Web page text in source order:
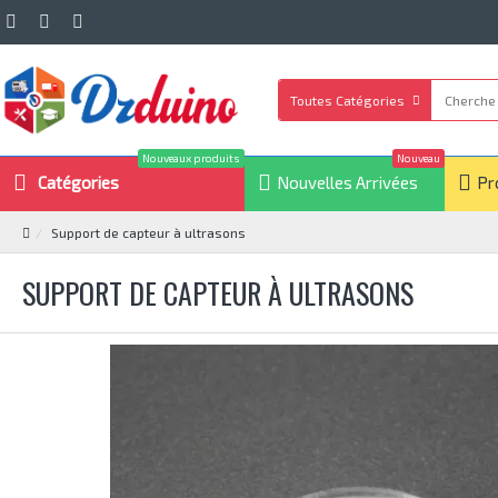
Toutes Catégories
Catégories
Nouveaux produits
Nouvelles Arrivées
Nouveau
Support de capteur à ultrasons
SUPPORT DE CAPTEUR À ULTRASONS